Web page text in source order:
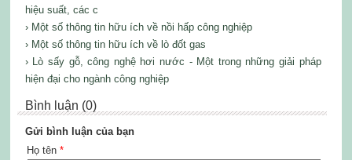
hiệu suất, các c
› Một số thông tin hữu ích về nồi hấp công nghiệp
› Một số thông tin hữu ích về lò đốt gas
› Lò sấy gỗ, công nghệ hơi nước - Một trong những giải pháp
hiện đại cho ngành công nghiệp
Bình luận (0)
Gửi bình luận của bạn
Họ tên *